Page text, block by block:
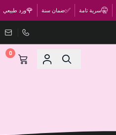
🤫سرية تامة ✅ضمان سنة 🌹ورد طبيعي
0